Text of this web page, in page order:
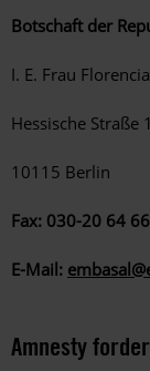
Botschaft der
I. E. Frau
Hessische Straße
10115 Berlin
Fax: 030-20 64
E-Mail:
Amnesty